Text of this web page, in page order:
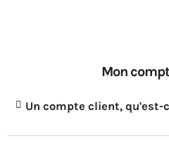
Mon
Un compte client, qu'est-